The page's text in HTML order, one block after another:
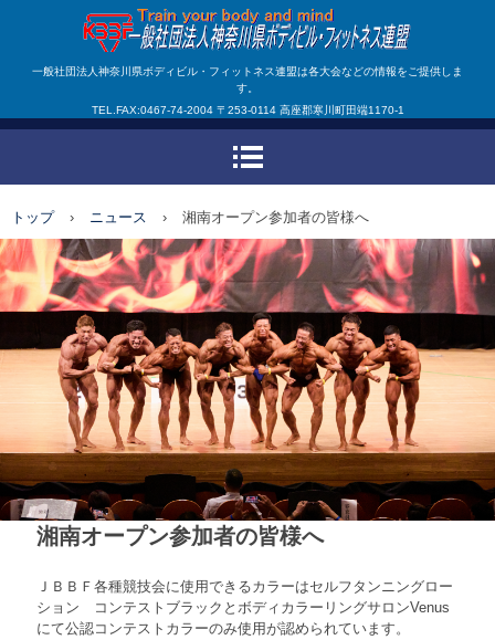
一般社団法人神奈川県ボ
ディビル・フィットネス
連盟
一般社団法人神奈川県ボディビル・フィットネス連盟は各大会などの情報をご提供しま
す。
TEL.FAX:0467-74-2004 〒253-0114 高座郡寒川町田端1170-1
トップ › ニュース › 湘南オープン参加者の皆様へ
湘南オープン参加者の皆様へ
ＪＢＢＦ各種競技会に使用できるカラーはセルフタンニングロー
ション コンテストブラックとボディカラーリングサロンVenus
にて公認コンテストカラーのみ使用が認められています。